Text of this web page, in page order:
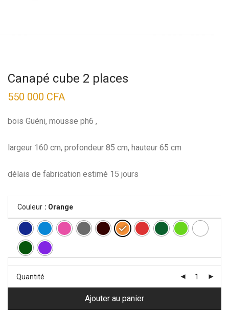
Canapé cube 2 places
550 000 CFA
bois Guéni, mousse ph6 ,
largeur 160 cm, profondeur 85 cm, hauteur 65 cm
délais de fabrication estimé 15 jours
Couleur : Orange
Quantité
Ajouter au panier